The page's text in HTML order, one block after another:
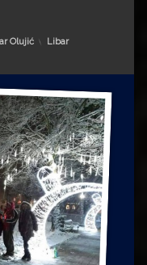
Olujić Kategorije:
Libar